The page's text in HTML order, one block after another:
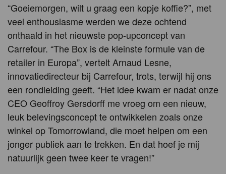
“Goeiemorgen, wilt u graag een kopje koffie?”, met
veel enthousiasme werden we deze ochtend
onthaald in het nieuwste pop-upconcept van
Carrefour. “The Box is de kleinste formule van de
retailer in Europa”, vertelt Arnaud Lesne,
innovatiedirecteur bij Carrefour, trots, terwijl hij ons
een rondleiding geeft. “Het idee kwam er nadat onze
CEO Geoffroy Gersdorff me vroeg om een nieuw,
leuk belevingsconcept te ontwikkelen zoals onze
winkel op Tomorrowland, die moet helpen om een
jonger publiek aan te trekken. En dat hoef je mij
natuurlijk geen twee keer te vragen!”